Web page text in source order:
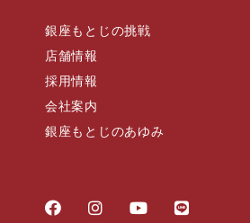
銀座もとじの挑戦
店舗情報
採用情報
会社案内
銀座もとじのあゆみ